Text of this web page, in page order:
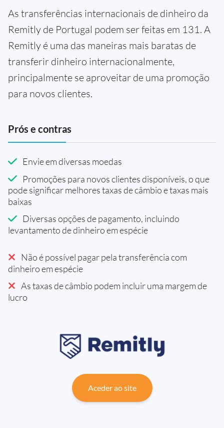
As transferências internacionais de dinheiro da
Remitly de Portugal podem ser feitas em 131. A
Remitly é uma das maneiras mais baratas de
transferir dinheiro internacionalmente,
principalmente se aproveitar de uma promoção
para novos clientes.
Prós e contras
Envie em diversas moedas
Promoções para novos clientes disponíveis, o que
pode significar melhores taxas de câmbio e taxas mais
baixas
Diversas opções de pagamento, incluindo
levantamento de dinheiro em espécie
Não é possível pagar pela transferência com
dinheiro em espécie
As taxas de câmbio podem incluir uma margem de
lucro
Aceder ao site